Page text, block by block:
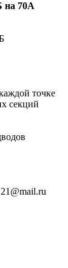
на 70А
точке
секций